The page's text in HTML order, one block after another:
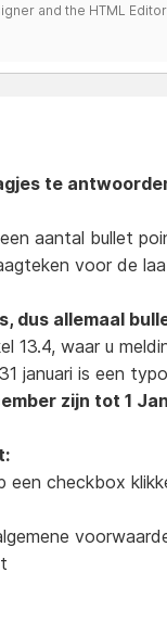
and the HTML
te
aantal bullet
voor de
dus allemaal
13.4, waar u
januari is een
zijn tot 1
een checkbox